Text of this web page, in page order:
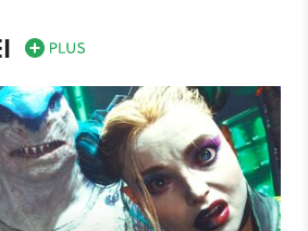
zählen unter anderem Deadshot,
sowie Rick Flag. Den aktuellen
League los. Demnach dürften es Spieler
Batman und Co. als Gegenspieler
Xbox Action
Action-Adventure
Studios PlayStation 5